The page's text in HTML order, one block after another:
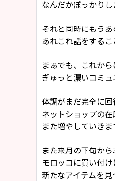
なんだかぽっかりし
それと同時にもう
あれこれ話をするこ
まぁでも、これから
ぎゅっと濃いコミュ
体調がまだ完全に回
ネットショップの在
また増やしていきま
また来月の下旬から
モロッコに買い付け
新たなアイテムを見